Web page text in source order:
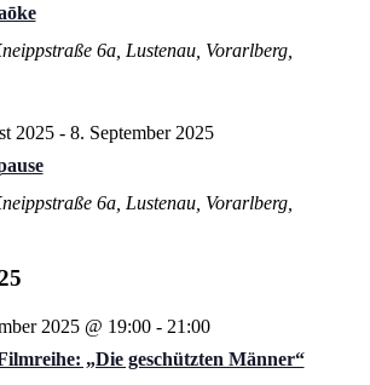
6a, Lustenau, Vorarlberg,
2025- 8. September 2025
6a, Lustenau, Vorarlberg,
„Die geschützten Männer“
2025 @ 19:00- 21:00